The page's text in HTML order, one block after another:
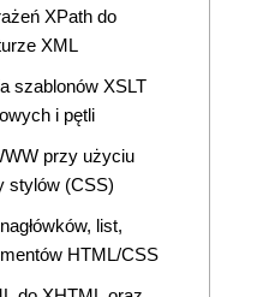
XPath do
XML
szablonów XSLT
i pętli
przy użyciu
stylów (CSS)
list,
HTML/CSS